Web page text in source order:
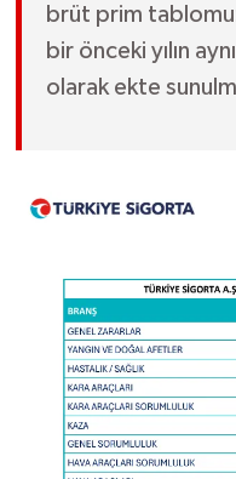
brüt prim
bir önceki yılın
olarak ekte